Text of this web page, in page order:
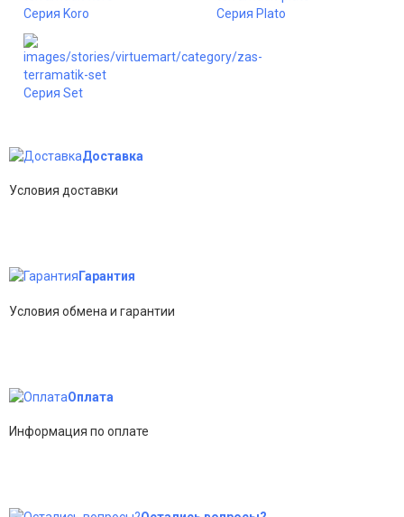
Серия Koro Серия Plato
Серия Set
Доставка
Условия доставки
Гарантия
Условия обмена и гарантии
Оплата
Информация по оплате